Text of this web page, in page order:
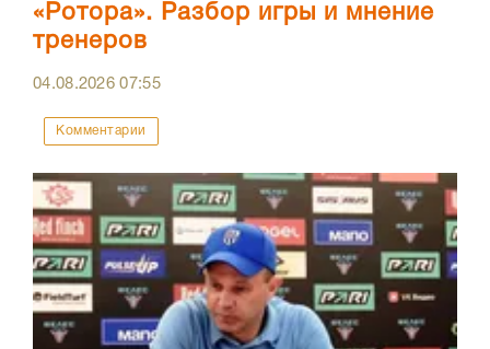
«Ротора». Разбор игры и мнение
тренеров
04.08.202607:55
Комментарии